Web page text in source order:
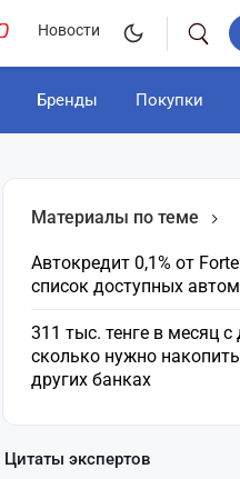
Новости
Бренды Покупки
Материалы по теме
Автокредит 0,1% от
список доступных
311 тыс. тенге в месяц с
сколько нужно
других банках
Цитаты экспертов